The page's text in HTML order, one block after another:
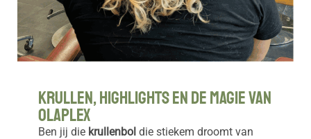
Krullen, Highlights en de Magie van
Olaplex
Ben jij die krullenbol die stiekem droomt van